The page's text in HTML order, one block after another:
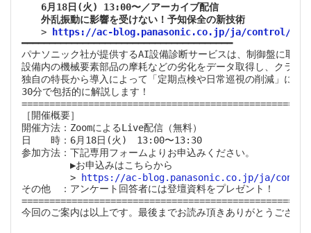
6月18日(火) 13:00〜／アーカイブ配信
外乱振動に影響を受けない！予知保全の新技術
>
https://ac-blog.panasonic.co.jp/ja/control/ai-
━━━━━━━━━━━━━━━━━━━━━━━━━━━━━━━━━━━━━━
パナソニック社が提供するAI設備診断サービスは、制御盤に取り
設備内の機械要素部品の摩耗などの劣化をデータ取得し、クラウ
独自の特長から導入によって「定期点検や日常巡視の削減」につ
30分で包括的に解説します！
=================================================
［開催概要］
開催方法：ZoomによるLive配信（無料）
日　　時：6月18日(火)　13:00〜13:30
参加方法：下記専用フォームよりお申込みください。
▶お申込みはこちらから
>
https://ac-blog.panasonic.co.jp/ja/
その他　：アンケート回答者には登壇資料をプレゼント！
=================================================
今回のご案内は以上です。最後までお読み頂きありがとうござい